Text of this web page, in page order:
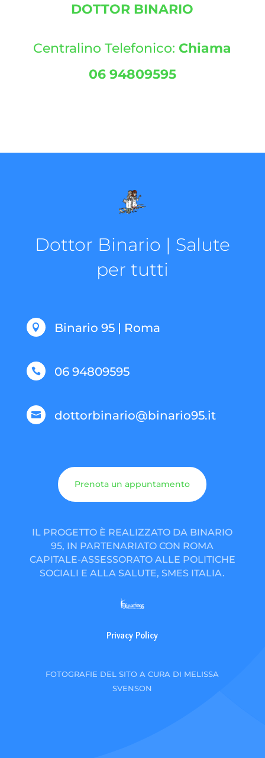
DOTTOR BINARIO
Centralino Telefonico: Chiama
06 94809595
Dottor Binario | Salute
per tutti
 Binario 95 | Roma
 06 94809595
 dottorbinario@binario95.it
Prenota un appuntamento
IL PROGETTO È REALIZZATO DA BINARIO
95, IN PARTENARIATO CON ROMA
CAPITALE-ASSESSORATO ALLE POLITICHE
SOCIALI E ALLA SALUTE, SMES ITALIA.
Privacy Policy
FOTOGRAFIE DEL SITO A CURA DI MELISSA
SVENSON